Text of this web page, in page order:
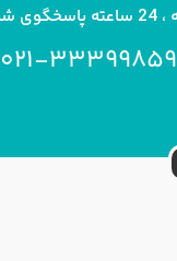
021-33399859